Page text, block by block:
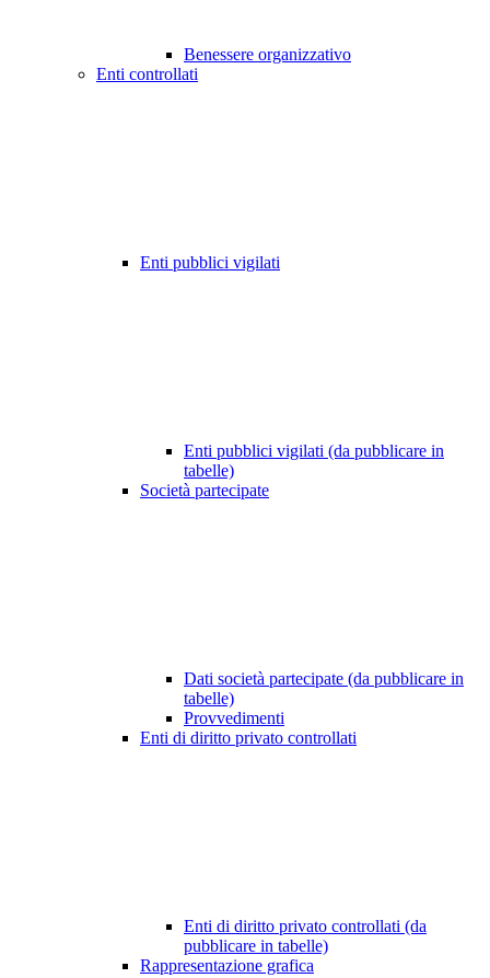
Benessere organizzativo
Enti controllati
Enti pubblici vigilati
Enti pubblici vigilati (da pubblicare in
tabelle)
Società partecipate
Dati società partecipate (da pubblicare in
tabelle)
Provvedimenti
Enti di diritto privato controllati
Enti di diritto privato controllati (da
pubblicare in tabelle)
Rappresentazione grafica